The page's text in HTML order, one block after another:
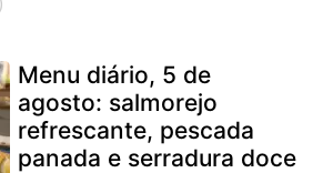
Menu diário, 5 de
agosto: salmorejo
refrescante, pescada
panada e serradura doce